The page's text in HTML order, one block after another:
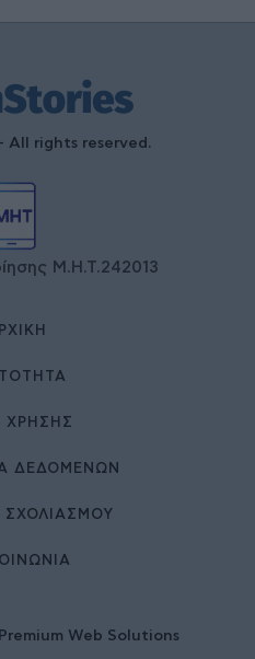
All rights reserved.
Μ.Η.Τ.242013
ΧΡΉΣΗΣ
ΔΕΔΟΜΕΝΩΝ
Premium Web Solutions